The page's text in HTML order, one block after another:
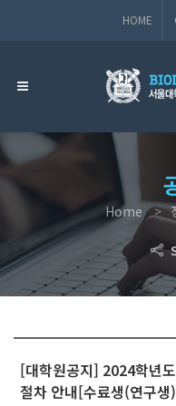
HOME
Home
[대학원공지] 2024학년
절차 안내[수료생(연구생